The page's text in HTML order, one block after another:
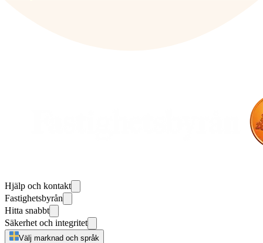
Hjälp och kontakt
Fastighetsbyrån
Hitta snabbt
Säkerhet och integritet
Välj marknad och språk